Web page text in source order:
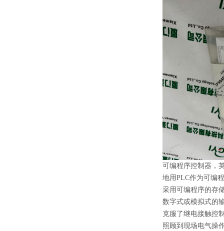
可编程序控制器，
地用PLC作为可编
采用可编程序的存
数字式或模拟式的
克服了继电接触控
照顾到现场电气操